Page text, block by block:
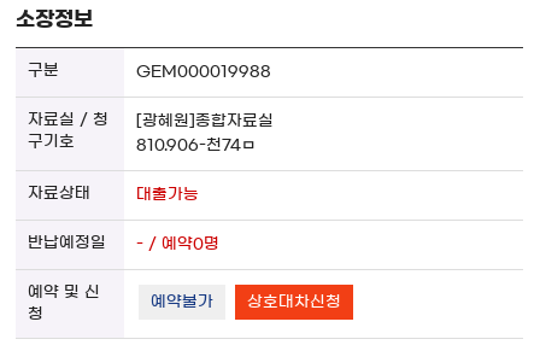
소장정보
GEM000019988
[광혜원]종합자료실
810.906-천74ㅁ
대출가능
- / 예약0명
예약불가 상호대차신청